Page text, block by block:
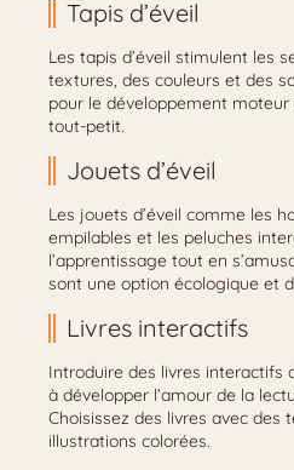
Tapis d’éveil
Les tapis d’éveil stimulent les
textures, des couleurs et des
pour le développement
tout-petit.
Jouets d’éveil
Les jouets d’éveil comme les
empilables et les peluches
l’apprentissage tout en
sont une option écologique et
Livres interactifs
Introduire des livres interactifs
à développer l’amour de la
Choisissez des livres avec des
illustrations colorées.